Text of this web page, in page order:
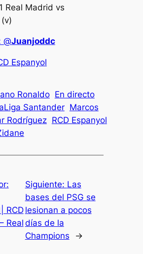
Real Madrid vs
@Juanjoddc
Espanyol
Ronaldo En directo
Santander Marcos
Rodríguez RCD Espanyol
RCD
Real
Siguiente: Las
bases del PSG se
lesionan a pocos
días de la
Champions
→